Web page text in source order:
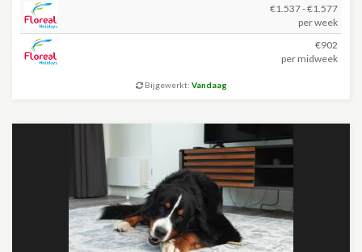
€1.537 - €1.577
per week
€902
per midweek
Bijgewerkt: Vandaag